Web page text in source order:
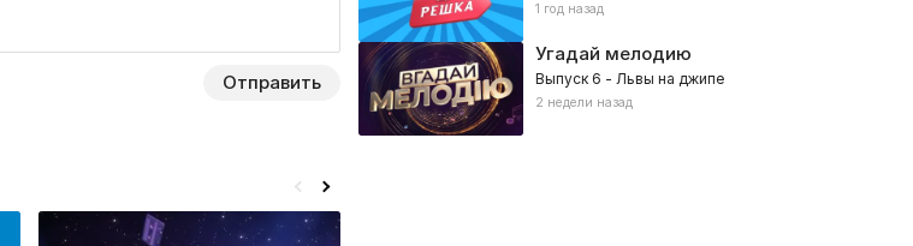
Отправить
1 год назад
Угадай мелодию
Выпуск 6 - Львы на джипе
2 недели назад